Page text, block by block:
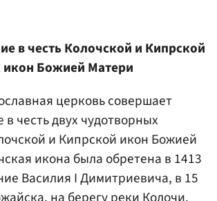
в честь Колочской и Кипрской
Божией Матери
церковь совершает
честь двух чудотворных
и Кипрской икон Божией
икона была обретена в 1413
Василия I Димитриевича, в 15